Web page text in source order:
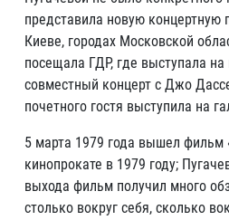
представила новую концертную
Киеве, городах Московской
посещала ГДР, где выступала
совместный концерт с Джо
почетного гостя выступила на
5 марта 1979 года вышел фильм
кинопрокате в 1979 году;
выхода фильм получил много
столько вокруг себя, сколько